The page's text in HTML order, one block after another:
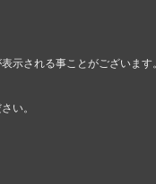
示される事ことがございます
い。